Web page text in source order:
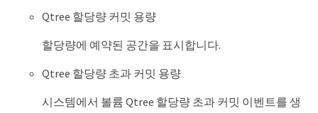
Qtree 할당량 커밋 용량
할당량에 예약된 공간을 표시합니다.
Qtree 할당량 초과 커밋 용량
시스템에서 볼륨 Qtree 할당량 초과 커밋 이벤트를 생